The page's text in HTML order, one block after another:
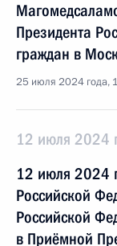
Президента
граждан в
25 июля 2024 года,
12 июля 2024
12 июля 2024
Российской
Российской
в Приёмной